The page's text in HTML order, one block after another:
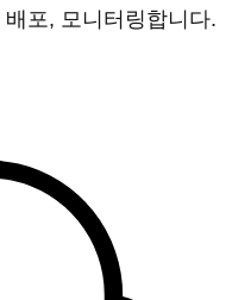
포, 모니터링합니다.